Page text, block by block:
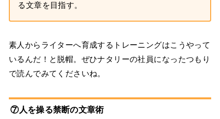
る文章を目指す。
素人からライターへ育成するトレーニングはこうやって
いるんだ！と脱帽。ぜひナタリーの社員になったつもり
で読んでみてくださいね。
⑦人を操る禁断の文章術